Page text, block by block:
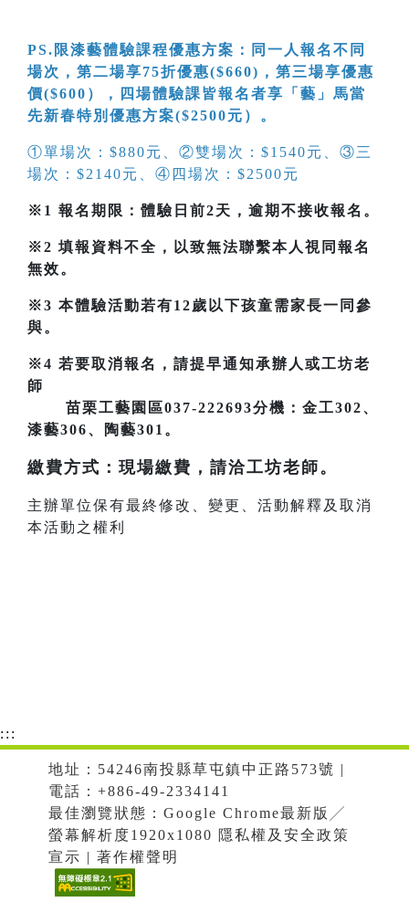
PS.限漆藝體驗課程優惠方案：同一人報名不同
場次，第二場享75折優惠($660)，第三場享優惠
價($600），四場體驗課皆報名者享「藝」馬當
先新春特別優惠方案($2500元）。
①單場次：$880元、 ②雙場次：$1540元、 ③三
場次：$2140元、 ④ 四場次：$2500元
※1 報名期限：體驗日前2天 ，逾期不接收報名。
※2 填報資料不全，以致無法聯繫本人視同報名
無效。
※3 本體驗活動若有12歲以下孩童需家長一同參
與。
※4 若要取消報名，請提早通知承辦人或工坊老
師
苗栗工藝園區037-222693分機：金工302、
漆藝306、陶藝301。
繳費方式：現場繳費，請洽工坊老師。
主辦單位保有最終修改、變更、活動解釋及取消
本活動之權利
:::
地址：54246南投縣草屯鎮中正路573號 |
電話：+886-49-2334141
最佳瀏覽狀態：Google Chrome最新版╱
螢幕解析度1920x1080 隱私權及安全政策
宣示 | 著作權聲明